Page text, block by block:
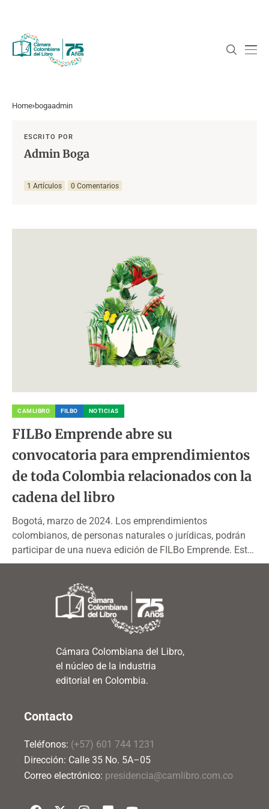
Home bogaadmin
ESCRITO POR
Admin Boga
1 Artículos 0 Comentarios
CAMLIBRO FILBO NOTICIAS
FILBo Emprende abre su
convocatoria para emprendimientos
de toda Colombia relacionados con la
cadena del libro
Bogotá, marzo de 2024. Los emprendimientos
colombianos, de personas naturales o jurídicas, podrán
participar de una nueva edición de FILBo Emprende. Esta
es...
Cámara Colombiana del Libro,
el núcleo de la industria
editorial en Colombia.
Contacto
Teléfonos: (+57) 601 744 1231
Dirección: Calle 35 No. 5A–05
Correo electrónico: presidencia@camlibro.com.co